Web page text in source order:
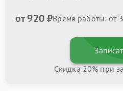
от 920 ₽Время работы: от
Скидка 20% при